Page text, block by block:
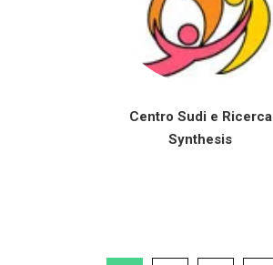
Centro Sudi e Ricerca
Synthesis